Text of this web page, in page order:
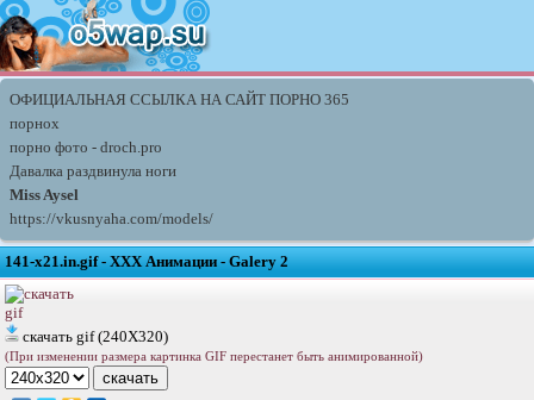
ОФИЦИАЛЬНАЯ ССЫЛКА НА САЙТ ПОРНО 365
порнох
порно фото - droch.pro
Давалка раздвинула ноги
Miss Aysel
https://vkusnyaha.com/models/
141-x21.in.gif - XXX Анимации - Galery 2
скачать gif (240X320)
(При изменении размера картинка GIF перестанет быть анимированной)